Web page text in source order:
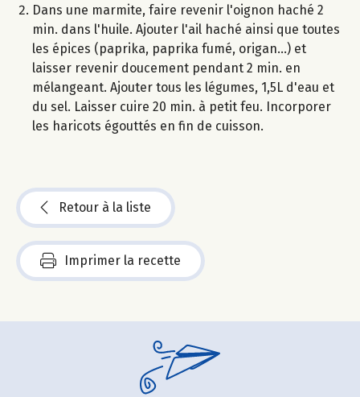
Dans une marmite, faire revenir l'oignon haché 2
min. dans l'huile. Ajouter l'ail haché ainsi que toutes
les épices (paprika, paprika fumé, origan...) et
laisser revenir doucement pendant 2 min. en
mélangeant. Ajouter tous les légumes, 1,5L d'eau et
du sel. Laisser cuire 20 min. à petit feu. Incorporer
les haricots égouttés en fin de cuisson.
Retour à la liste
Imprimer la recette